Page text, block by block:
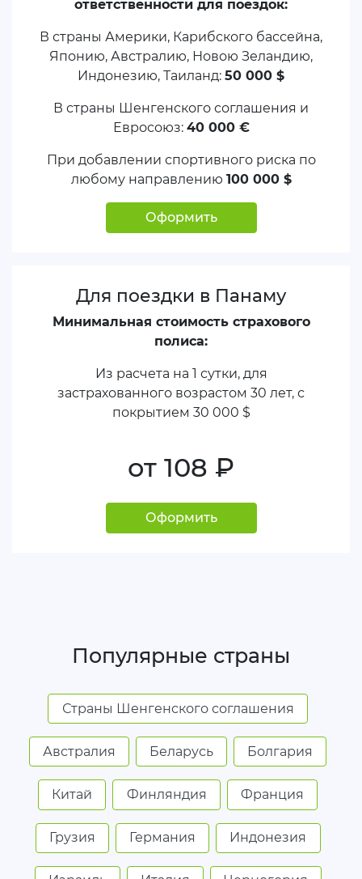
ответственности для поездок:
В страны Америки, Карибского бассейна,
Японию, Австралию, Новою Зеландию,
Индонезию, Таиланд: 50 000 $
В страны Шенгенского соглашения и
Евросоюз: 40 000 €
При добавлении спортивного риска по
любому направлению 100 000 $
Оформить
Для поездки в Панаму
Минимальная стоимость страхового
полиса:
Из расчета на 1 сутки, для
застрахованного возрастом 30 лет, с
покрытием 30 000 $
от 108 руб.
Оформить
Популярные страны
Страны Шенгенского соглашения
Австралия Беларусь Болгария
Китай Финляндия Франция
Грузия Германия Индонезия